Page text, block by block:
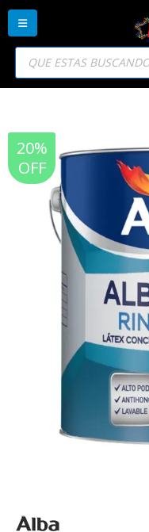
Búsqueda
productos
20%
OFF